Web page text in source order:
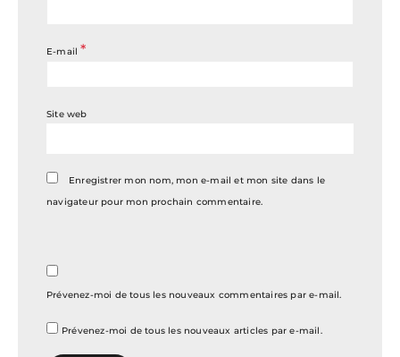
E-mail*
Site web
Enregistrer mon nom, mon e-mail et mon site dans le
navigateur pour mon prochain commentaire.
Prévenez-moi de tous les nouveaux commentaires par e-mail.
Prévenez-moi de tous les nouveaux articles par e-mail.